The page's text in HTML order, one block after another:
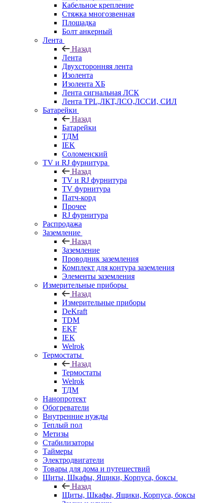
Кабельное крепление
Стяжка многозвенная
Площадка
Болт анкерный
Лента
Назад
Лента
Двухсторонняя лента
Изолента
Изолента ХБ
Лента сигнальная ЛСК
Лента TPL,ЛКТ,ЛСО,ЛССИ, СИЛ
Батарейки
Назад
Батарейки
ТДМ
IEK
Соломенский
TV и RJ фурнитура
Назад
TV и RJ фурнитура
TV фурнитура
Патч-корд
Прочее
RJ фурнитура
Распродажа
Заземление
Назад
Заземление
Проводник заземления
Комплект для контура заземления
Элементы заземления
Измерительные приборы
Назад
Измерительные приборы
DeKraft
TDM
EKF
IEK
Welrok
Термостаты
Назад
Термостаты
Welrok
ТДМ
Нанопротект
Обогреватели
Внутренние нужды
Теплый пол
Метизы
Стабилизаторы
Таймеры
Электродвигатели
Товары для дома и путешествий
Щиты, Шкафы, Ящики, Корпуса, боксы
Назад
Щиты, Шкафы, Ящики, Корпуса, боксы